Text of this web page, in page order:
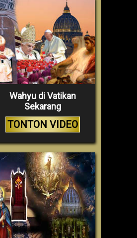
Wahyu di Vatikan
Sekarang
TONTON VIDEO